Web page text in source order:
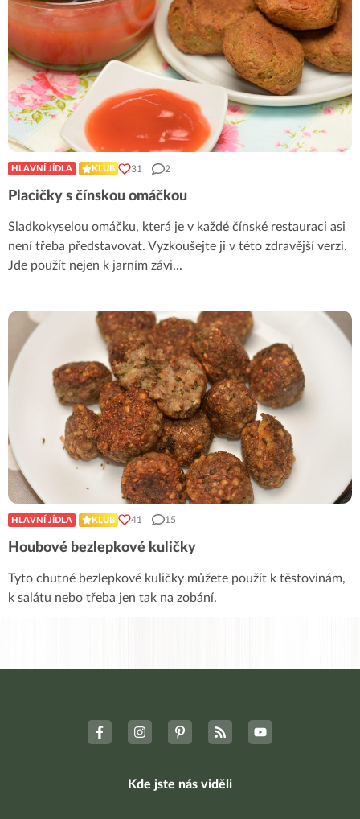
HLAVNÍ JÍDLA KLUB 31 2
Placičky s čínskou omáčkou
Sladkokyselou omáčku, která je v každé čínské restauraci asi
není třeba představovat. Vyzkoušejte ji v této zdravější verzi.
Jde použít nejen k jarním závi...
HLAVNÍ JÍDLA KLUB 41 15
Houbové bezlepkové kuličky
Tyto chutné bezlepkové kuličky můžete použít k těstovinám,
k salátu nebo třeba jen tak na zobání.
Kde jste nás viděli